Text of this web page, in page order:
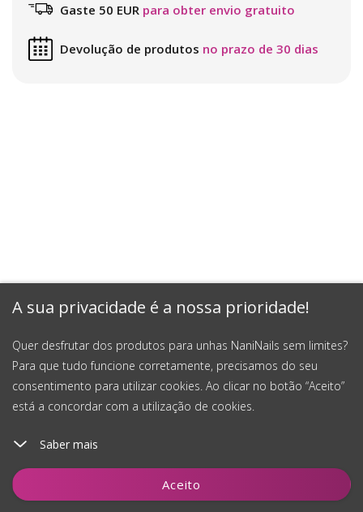
A sua privacidade é a nossa prioridade!
Quer desfrutar dos produtos para unhas NaniNails sem limites?
Para que tudo funcione corretamente, precisamos do seu
consentimento para utilizar cookies. Ao clicar no botão “Aceito”
está a concordar com a utilização de cookies.
Saber mais
Aceito
Adicionar ao carrinho
Gaste 50 EUR para obter envio gratuito
Devolução de produtos no prazo de 30 dias